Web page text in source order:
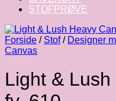
STOFPRØVE
Forside / Stof / Designer
Canvas
Light &